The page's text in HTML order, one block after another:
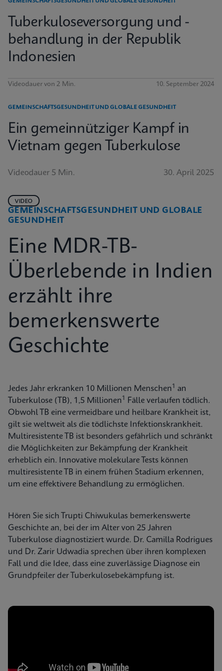
Tuberkuloseversorgung und -
behandlung in der Republik
Indonesien
Videodauer von 2 Min. 10. September 2024
GEMEINSCHAFTSGESUNDHEIT UND GLOBALE GESUNDHEIT
Ein gemeinnütziger Kampf in
Vietnam gegen Tuberkulose
Videodauer 5 Min. 30. April 2025
GEMEINSCHAFTSGESUNDHEIT UND GLOBALE
GESUNDHEIT
VIDEO
Eine MDR-TB-
Überlebende in Indien
erzählt ihre
bemerkenswerte
Geschichte
Jedes Jahr erkranken 10 Millionen Menschen1
an
Tuberkulose (TB), 1,5 Millionen1
Fälle verlaufen tödlich.
Obwohl TB eine vermeidbare und heilbare Krankheit ist,
gilt sie weltweit als die tödlichste Infektionskrankheit.
Multiresistente TB ist besonders gefährlich und schränkt
die Möglichkeiten zur Bekämpfung der Krankheit
erheblich ein. Innovative molekulare Tests können
multiresistente TB in einem frühen Stadium erkennen,
um eine effektivere Behandlung zu ermöglichen.
Hören Sie sich Trupti Chiwukulas bemerkenswerte
Geschichte an, bei der im Alter von 25 Jahren
Tuberkulose diagnostiziert wurde. Dr. Camilla Rodrigues
und Dr. Zarir Udwadia sprechen über ihren komplexen
Fall und die Idee, dass eine zuverlässige Diagnose ein
Grundpfeiler der Tuberkulosebekämpfung ist.